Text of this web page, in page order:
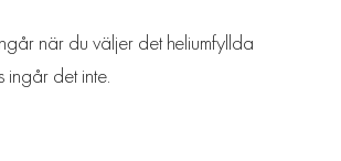
när du väljer det heliumfyllda
ingår det inte.